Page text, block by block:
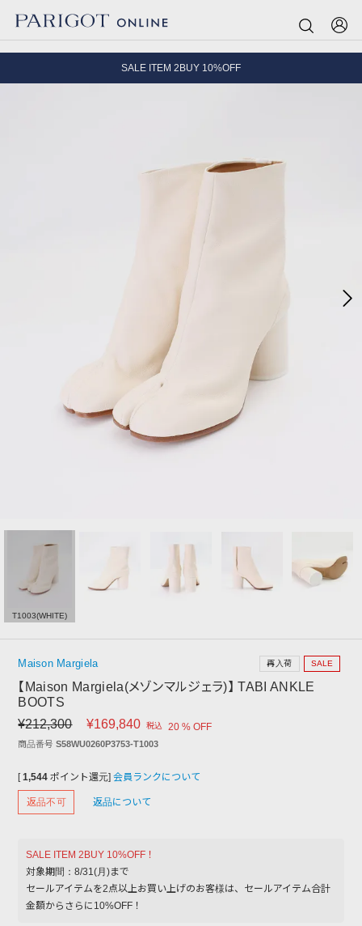
SALE ITEM 2BUY 10%OFF
T1003(WHITE)
Maison Margiela
【Maison Margiela(メゾンマルジェラ)】 TABI ANKLE
BOOTS
¥212,300 ¥169,840 税込 20 % OFF
再入荷 SALE
商品番号 S58WU0260P3753-T1003
[ 1,544 ポイント還元] 会員ランクについて
返品不可 返品について
SALE ITEM 2BUY 10%OFF！
対象期間：8/31(月)まで
セールアイテムを2点以上お買い上げのお客様は、セールアイテム合計
金額からさらに10%OFF！